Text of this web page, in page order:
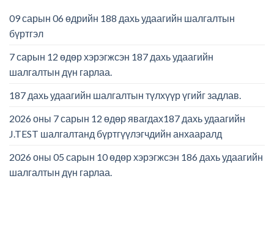
09 сарын 06 өдрийн 188 дахь удаагийн шалгалтын
бүртгэл
7 сарын 12 өдөр хэрэгжсэн 187 дахь удаагийн
шалгалтын дүн гарлаа.
187 дахь удаагийн шалгалтын түлхүүр үгийг задлав.
2026 оны 7 сарын 12 өдөр явагдах187 дахь удаагийн
J.TEST шалгалтанд бүртгүүлэгчдийн анхааралд
2026 оны 05 сарын 10 өдөр хэрэгжсэн 186 дахь удаагийн
шалгалтын дүн гарлаа.